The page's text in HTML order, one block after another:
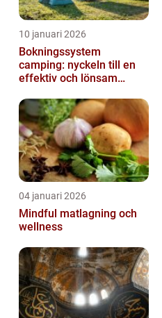
10 januari 2026
Bokningssystem
camping: nyckeln till en
effektiv och lönsam
04 januari 2026
Mindful matlagning och
wellness